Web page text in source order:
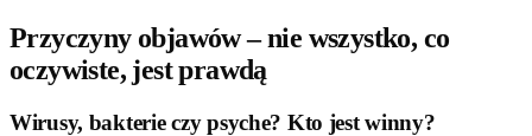
Przyczyny objawów – nie wszystko, co
oczywiste, jest prawdą
Wirusy, bakterie czy psyche? Kto jest winny?